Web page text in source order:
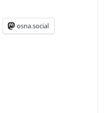
osna.social